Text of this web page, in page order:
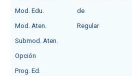
Mod. Edu.
de
Mod. Aten.
Regular
Submod. Aten.
Opción
Prog. Ed.